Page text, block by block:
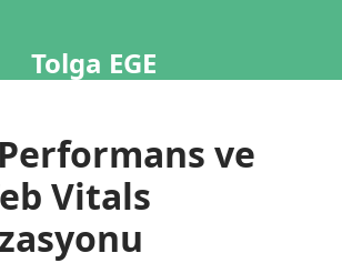
Tolga EGE
ve
Vitals